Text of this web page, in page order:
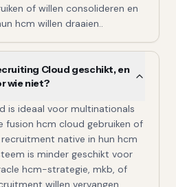
of willen consolideren en
hcm willen draaien..
Cloud geschikt, en
wie niet?
is ideaal voor multinationals
hcm cloud gebruiken of
native in hun hcm
is minder geschikt voor
hcm-strategie, mkb, of
willen vervangen